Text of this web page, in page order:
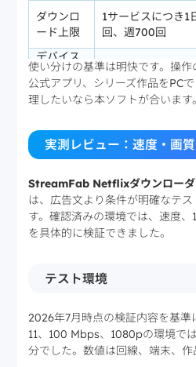
ダウンロ
ード上限
1サービスにつき1
回、週700回
デバイス
制限
Windows、Mac
オフライ
ン視聴
対応プレイヤーへ
再生しやすい
字幕保存
使い分けの基準は明快です。操
公式アプリ、シリーズ作品をPC
理したいなら本ソフトが合います。
実測レビュー：速度・画
StreamFab Netflixダウンローダ
は、広告文より条件が明確なテ
す。確認済みの環境では、速度
を具体的に検証できました。
テスト環境
2026年7月時点の検証内容を基
11、100 Mbps、1080pの環境で
分でした。数値は回線、端末、作